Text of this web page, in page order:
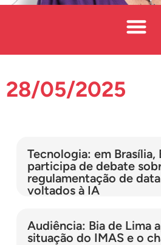
28/05/2025
Tecnologia: em Brasília,
participa de debate
regulamentação de
voltados à IA
Audiência: Bia de Lima
situação do IMAS e o